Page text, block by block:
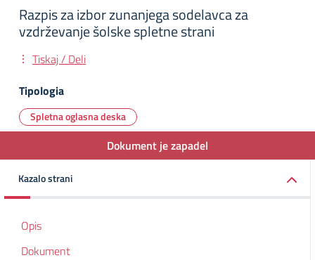
Razpis za izbor zunanjega sodelavca za
vzdrževanje šolske spletne strani
Tiskaj / Deli
Tipologia
Spletna oglasna deska
Dokument je zapadel
Kazalo strani
Opis
Dokument